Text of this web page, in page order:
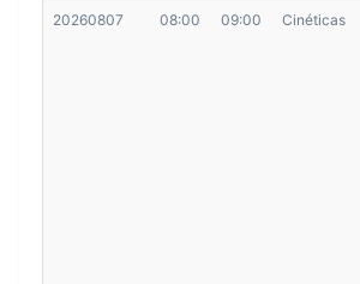
20260807 08:00 09:00 Cinéticas